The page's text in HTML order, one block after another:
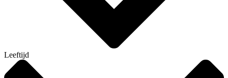
Leeftijd